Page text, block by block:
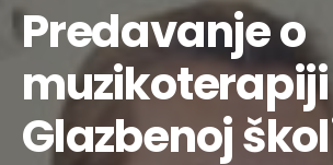
Predavanje o
Glazbenoj